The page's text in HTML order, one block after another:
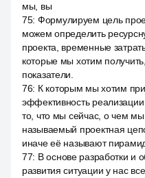
мы, вы
75: Формулируем цель
можем определить
проекта, временные
которые мы хотим
показатели.
76: К которым мы хотим
эффективность
то, что мы сейчас, о чем мы
называемый проектная
иначе её называют
77: В основе разработки и
развития ситуации у нас